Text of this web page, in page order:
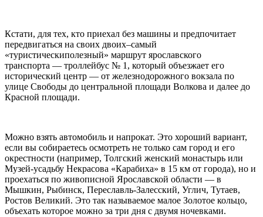
Кстати, для тех, кто приехал без машины и предпочитает
передвигаться на своих двоих–cамый
«туристическиполезный» маршрут ярославского
транспорта — троллейбус № 1, который объезжает его
исторический центр — от железнодорожного вокзала по
улице Свободы до центральной площади Волкова и далее до
Красной площади.
Можно взять автомобиль и напрокат. Это хороший вариант,
если вы собираетесь осмотреть не только сам город и его
окрестности (например, Толгский женский монастырь или
Музей-усадьбу Некрасова «Карабиха» в 15 км от города), но и
проехаться по живописной Ярославской области — в
Мышкин, Рыбинск, Переславль-Залесский, Углич, Тутаев,
Ростов Великий. Это так называемое малое Золотое кольцо,
объехать которое можно за три дня с двумя ночевками.